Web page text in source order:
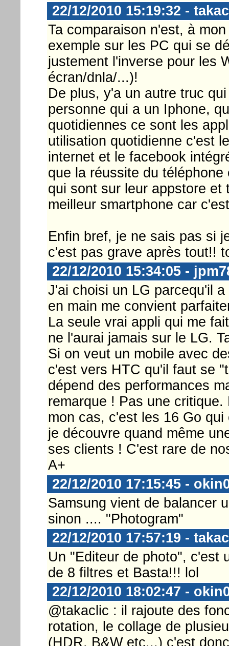
22/12/2010 15:19:32 -
Ta comparaison n'est, à
exemple sur les PC qui se
justement l'inverse pour les
écran/dnla/...)!
De plus, y'a un autre truc
personne qui a un Iphone,
quotidiennes ce sont les
utilisation quotidienne c'est
internet et le facebook
que la réussite du
qui sont sur leur appstore
meilleur smartphone car
Enfin bref, je ne sais pas si
c'est pas grave après tout!!
22/12/2010 15:34:05 -
J'ai choisi un LG parcequ'il
en main me convient
La seule vrai appli qui me
ne l'aurai jamais sur le LG.
Si on veut un mobile avec
c'est vers HTC qu'il faut se
dépend des performances
remarque ! Pas une
mon cas, c'est les 16 Go
je découvre quand même
ses clients ! C'est rare de
A+
22/12/2010 17:15:45 -
Samsung vient de balancer
sinon .... "Photogram"
22/12/2010 17:57:19 -
Un "Editeur de photo", c'est
de 8 filtres et Basta!!! lol
22/12/2010 18:02:47 -
@takaclic : il rajoute des
rotation, le collage de
(HDR, B&W etc...) c'est